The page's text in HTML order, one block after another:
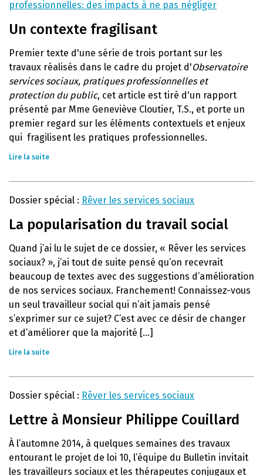
professionnelles: des impacts à ne pas négliger
Un contexte fragilisant
Premier texte d'une série de trois portant sur les
travaux réalisés dans le cadre du projet d'Observatoire
services sociaux, pratiques professionnelles et
protection du public, cet article est tiré d'un rapport
présenté par Mme Geneviève Cloutier, T.S., et porte un
premier regard sur les éléments contextuels et enjeux
qui fragilisent les pratiques professionnelles.
Lire la suite
Dossier spécial : Rêver les services sociaux
La popularisation du travail social
Quand j’ai lu le sujet de ce dossier, « Rêver les services
sociaux? », j’ai tout de suite pensé qu’on recevrait
beaucoup de textes avec des suggestions d’amélioration
de nos services sociaux. Franchement! Connaissez-vous
un seul travailleur social qui n’ait jamais pensé
s’exprimer sur ce sujet? C’est avec ce désir de changer
et d’améliorer que la majorité [...]
Lire la suite
Dossier spécial : Rêver les services sociaux
Lettre à Monsieur Philippe Couillard
À l’automne 2014, à quelques semaines des travaux
entourant le projet de loi 10, l’équipe du Bulletin invitait
les travailleurs sociaux et les thérapeutes conjugaux et